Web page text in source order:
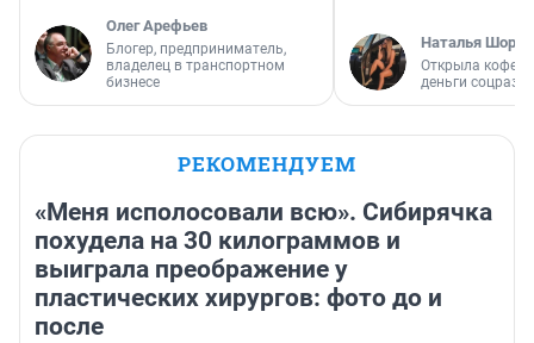
Олег Арефьев
Блогер, предприниматель,
владелец в транспортном
бизнесе
Наталья
Открыла
деньги
РЕКОМЕНДУЕМ
«Меня исполосовали всю». Сибирячка
похудела на 30 килограммов и
выиграла преображение у
пластических хирургов: фото до и
после